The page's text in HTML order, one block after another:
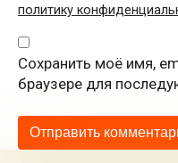
политику
Сохранить моё имя,
браузере для